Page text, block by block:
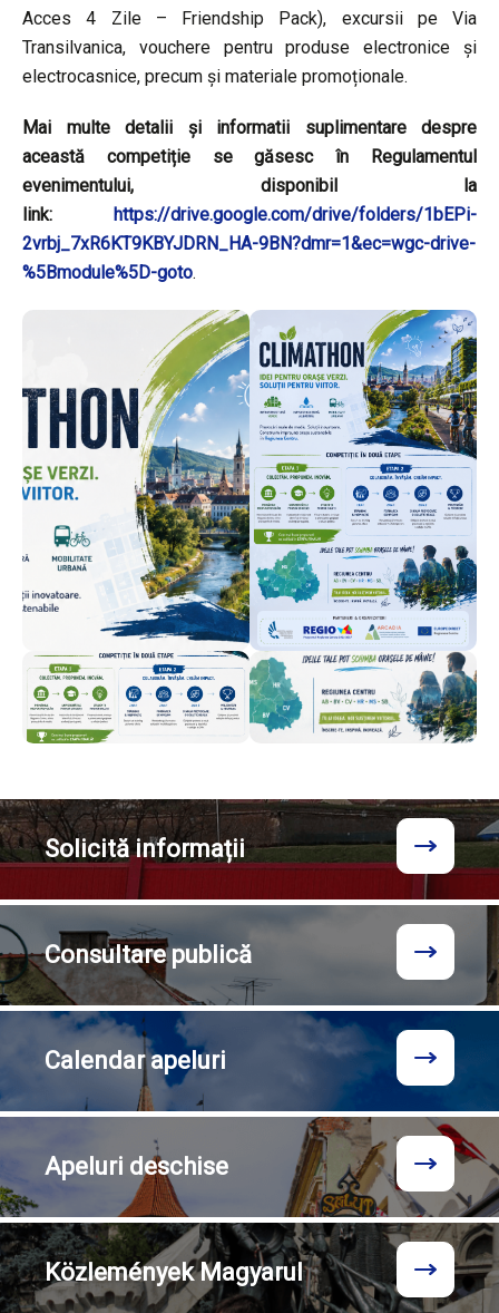
Acces 4 Zile – Friendship Pack), excursii pe Via
Transilvanica, vouchere pentru produse electronice și
electrocasnice, precum și materiale promoționale.
Mai multe detalii și informatii suplimentare despre
această competiție se găsesc în Regulamentul
evenimentului, disponibil la
link: https://drive.google.com/drive/folders/1bEPi-
2vrbj_7xR6KT9KBYJDRN_HA-9BN?dmr=1&ec=wgc-drive-
%5Bmodule%5D-goto.
Solicităinformații
Consultarepublică
Calendarapeluri
Apeluri deschise
KözleményekMagyarul